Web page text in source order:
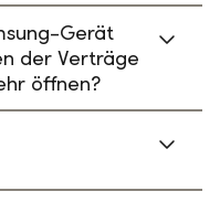
Gerät
der Verträge
öffnen?